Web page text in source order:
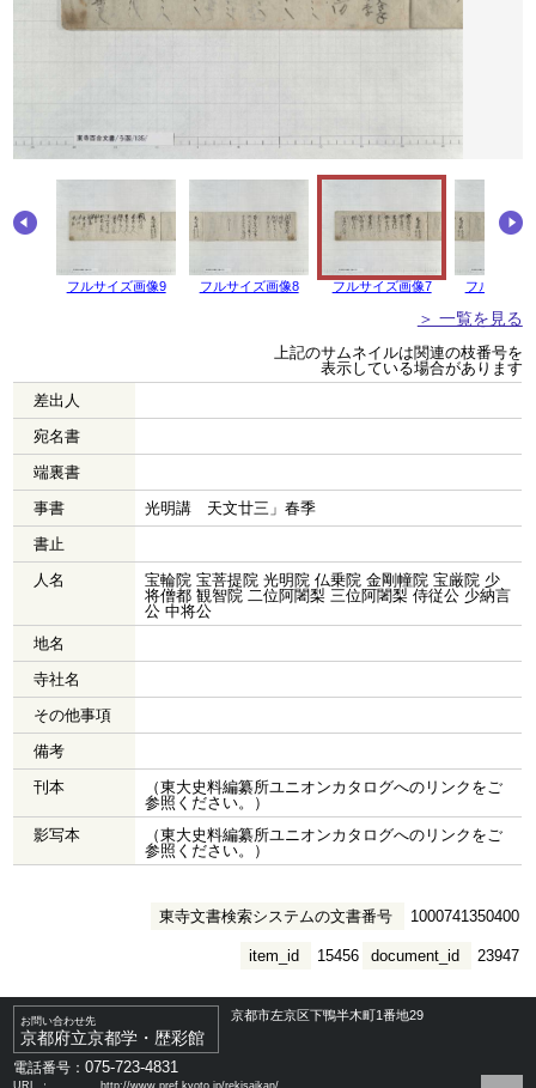
フルサイズ画像9 フルサイズ画像8 フルサイズ画像7 フルサイズ
＞ 一覧を見る
上記のサムネイルは関連の枝番号を
表示している場合があります
差出人
宛名書
端裏書
事書
光明講 天文廿三」春季
書止
人名
宝輪院 宝菩提院 光明院 仏乗院 金剛幢院 宝厳院 少
将僧都 観智院 二位阿闍梨 三位阿闍梨 侍従公 少納言
公 中将公
地名
寺社名
その他事項
備考
刊本
（東大史料編纂所ユニオンカタログへのリンクをご
参照ください。）
影写本
（東大史料編纂所ユニオンカタログへのリンクをご
参照ください。）
東寺文書検索システムの文書番号 1000741350400
document_id 23947
item_id 15456
お問い合わせ先
京都府立京都学・歴彩館
京都市左京区下鴨半木町1番地29
電話番号：075-723-4831
URL ： http://www.pref.kyoto.jp/rekisaikan/